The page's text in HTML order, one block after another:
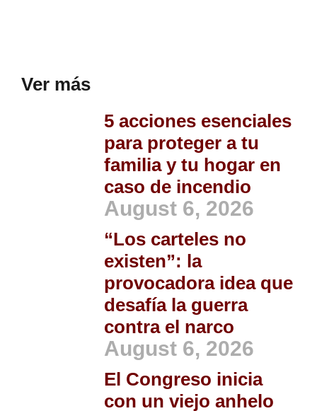
Ver más
5 acciones esenciales
para proteger a tu
familia y tu hogar en
caso de incendio
August 6, 2026
“Los carteles no
existen”: la
provocadora idea que
desafía la guerra
contra el narco
August 6, 2026
El Congreso inicia
con un viejo anhelo